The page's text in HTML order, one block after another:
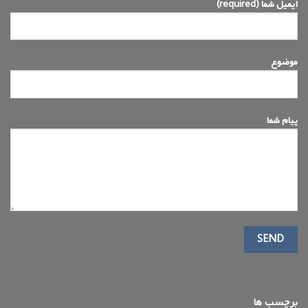
ایمیل شما (required)
موضوع
پیام شما
برچسب ها